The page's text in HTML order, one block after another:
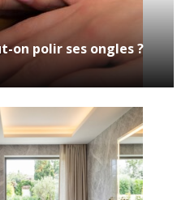
on polir ses ongles ?